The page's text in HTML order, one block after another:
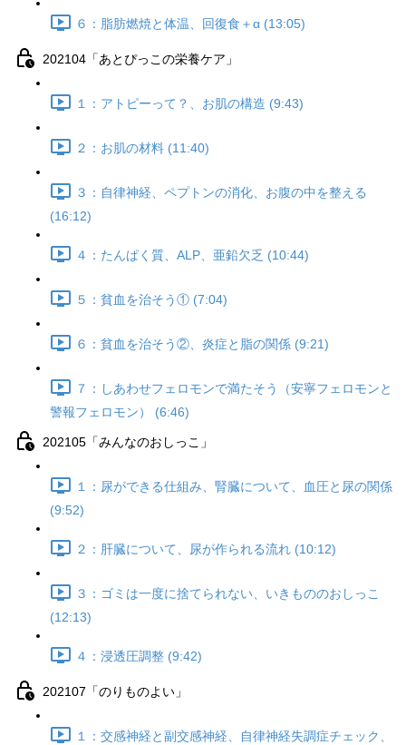
６：脂肪燃焼と体温、回復食＋α (13:05)
202104「あとぴっこの栄養ケア」
１：アトピーって？、お肌の構造 (9:43)
２：お肌の材料 (11:40)
３：自律神経、ペプトンの消化、お腹の中を整える
(16:12)
４：たんぱく質、ALP、亜鉛欠乏 (10:44)
５：貧血を治そう① (7:04)
６：貧血を治そう②、炎症と脂の関係 (9:21)
７：しあわせフェロモンで満たそう（安寧フェロモンと
警報フェロモン） (6:46)
202105「みんなのおしっこ」
１：尿ができる仕組み、腎臓について、血圧と尿の関係
(9:52)
２：肝臓について、尿が作られる流れ (10:12)
３：ゴミは一度に捨てられない、いきもののおしっこ
(12:13)
４：浸透圧調整 (9:42)
202107「のりものよい」
１：交感神経と副交感神経、自律神経失調症チェック、